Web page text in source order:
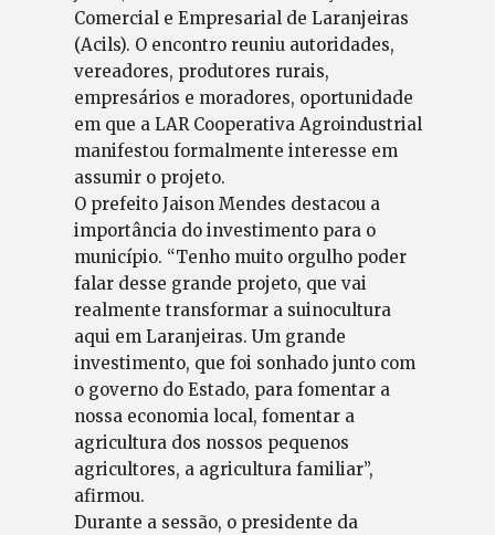
Comercial e Empresarial de Laranjeiras
(Acils). O encontro reuniu autoridades,
vereadores, produtores rurais,
empresários e moradores, oportunidade
em que a LAR Cooperativa Agroindustrial
manifestou formalmente interesse em
assumir o projeto.
O prefeito Jaison Mendes destacou a
importância do investimento para o
município. “Tenho muito orgulho poder
falar desse grande projeto, que vai
realmente transformar a suinocultura
aqui em Laranjeiras. Um grande
investimento, que foi sonhado junto com
o governo do Estado, para fomentar a
nossa economia local, fomentar a
agricultura dos nossos pequenos
agricultores, a agricultura familiar”,
afirmou.
Durante a sessão, o presidente da